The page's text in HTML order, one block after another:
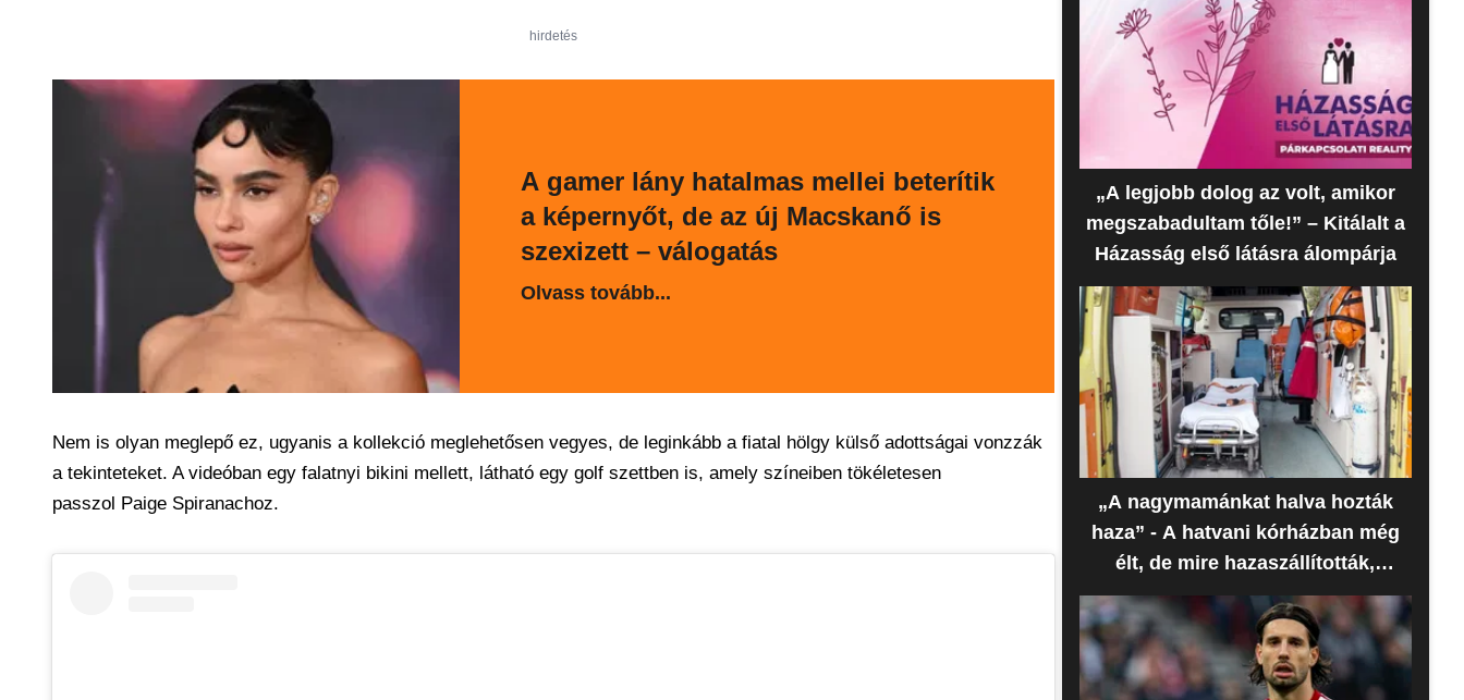
hirdetés
A gamer lány hatalmas mellei beterítik
a képernyőt, de az új Macskanő is
szexizett – válogatás
Olvass tovább...
Nem is olyan meglepő ez, ugyanis a kollekció meglehetősen vegyes, de leginkább a fiatal hölgy külső adottságai vonzzák
a tekinteteket. A videóban egy falatnyi bikini mellett, látható egy golf szettben is, amely színeiben tökéletesen
passzol Paige Spiranachoz.
„A legjobb dolog az volt, amikor
megszabadultam tőle!” – Kitálalt a
Házasság első látásra álompárja
„A nagymamánkat halva hozták
haza” - A hatvani kórházban még
élt, de mire hazaszállították,
meghalt az idős nő